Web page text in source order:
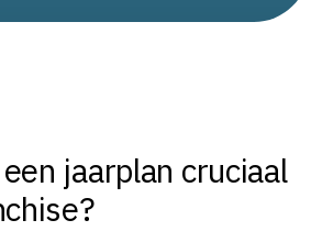
jaarplan cruciaal